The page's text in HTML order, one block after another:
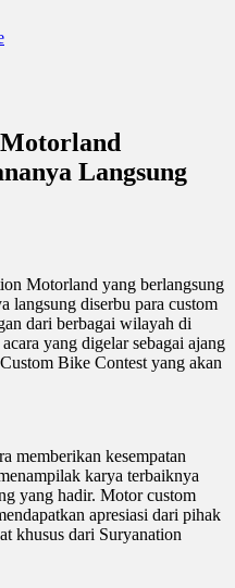
Langsung
Motorland yang berlangsung
langsung diserbu para custom
dari berbagai wilayah di
yang digelar sebagai ajang
Bike Contest yang akan
memberikan kesempatan
karya terbaiknya
yang hadir. Motor custom
apresiasi dari pihak
khusus dari Suryanation